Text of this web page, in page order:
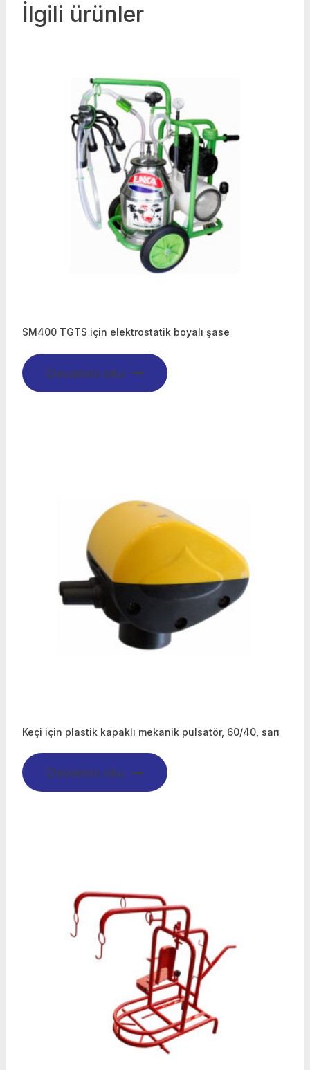
İlgili ürünler
SM400 TGTS için elektrostatik boyalı şase
Devamını oku
Keçi için plastik kapaklı mekanik pulsatör, 60/40, sarı
Devamını oku